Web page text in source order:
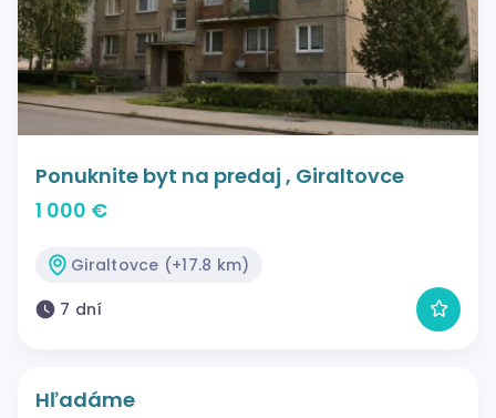
Ponuknite byt na predaj , Giraltovce
1 000 €
Giraltovce (+17.8 km)
7 dní
Hľadáme